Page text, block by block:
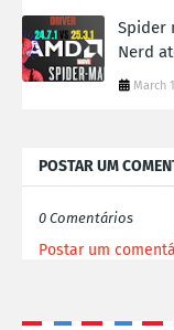
Spider
Nerd
March
POSTAR UM
0 Comentários
Postar um